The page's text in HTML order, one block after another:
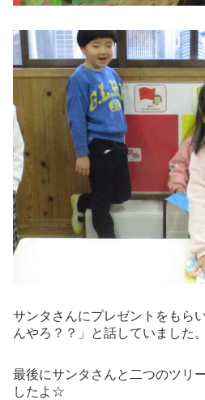
サンタさんにプレゼントをもら
んやろ？？」と話していました。
最後にサンタさんと二つのツリ
したよ☆